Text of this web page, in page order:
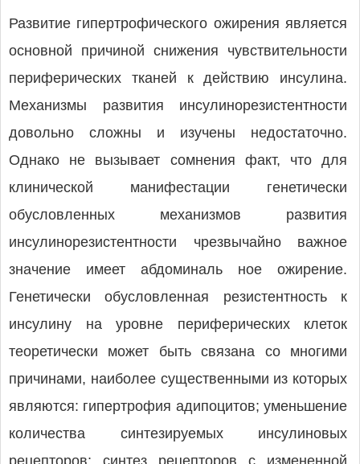
Развитие гипертрофического ожирения является
основной причиной снижения чувствительности
периферических тканей к действию инсулина.
Механизмы развития инсулинорезистентности
довольно сложны и изучены недостаточно.
Однако не вызывает сомнения факт, что для
клинической манифестации генетически
обусловленных механизмов развития
инсулинорезистентности чрезвычайно важное
значение имеет абдоминаль ное ожирение.
Генетически обусловленная резистентность к
инсулину на уровне периферических клеток
теоретически может быть связана со многими
причинами, наиболее существенными из которых
являются: гипертрофия адипоцитов; уменьшение
количества синтезируемых инсулиновых
рецепторов; синтез рецепторов с измененной